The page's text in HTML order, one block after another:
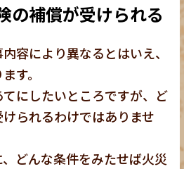
の補償が受けられる
容により異なるとはいえ、
す。
にしたいところですが、ど
られるわけではありませ
どんな条件をみたせば火災